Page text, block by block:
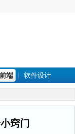
端 软件设计
窍门